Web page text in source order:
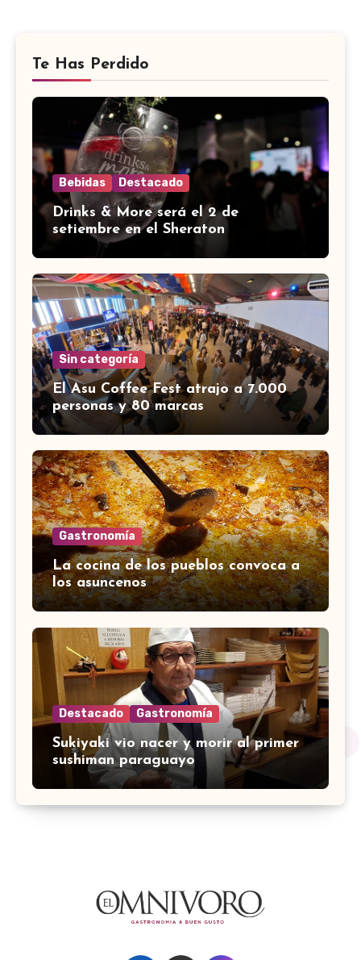
Te Has Perdido
Bebidas Destacado
Drinks & More será el 2 de
setiembre en el Sheraton
Sin categoría
El Asu Coffee Fest atrajo a 7.000
personas y 80 marcas
Gastronomía
La cocina de los pueblos convoca a
los asuncenos
Destacado Gastronomía
Sukiyaki vio nacer y morir al primer
sushiman paraguayo